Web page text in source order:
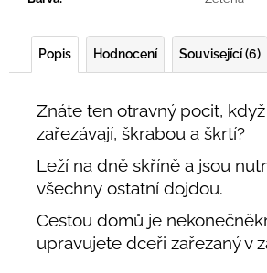
Popis Hodnocení Související (6)
Znáte ten otravný pocit,
zařezávají, škrabou a škrtí?
Leží na dně skříně a jsou
všechny ostatní dojdou.
Cestou domů je
upravujete dceři zařezaný v